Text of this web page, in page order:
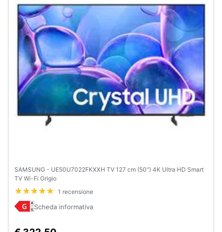
SAMSUNG - UE50U7022FKXXH TV 127 cm (50") 4K Ultra HD Smart
TV Wi-Fi Grigio
1 recensione
Scheda informativa